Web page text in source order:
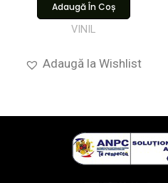
Adaugă În Coș
VINIL
Adaugă la Wishlist